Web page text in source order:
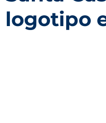
logotipo